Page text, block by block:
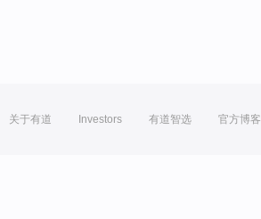
关于有道 Investors 有道智选 官方博客